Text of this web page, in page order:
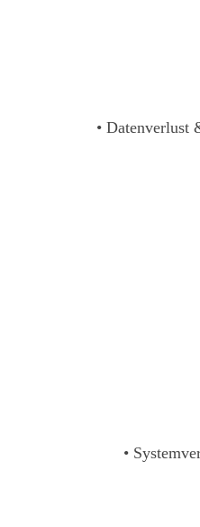
• Datenverlust
•